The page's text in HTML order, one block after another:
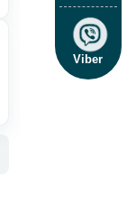
Viber